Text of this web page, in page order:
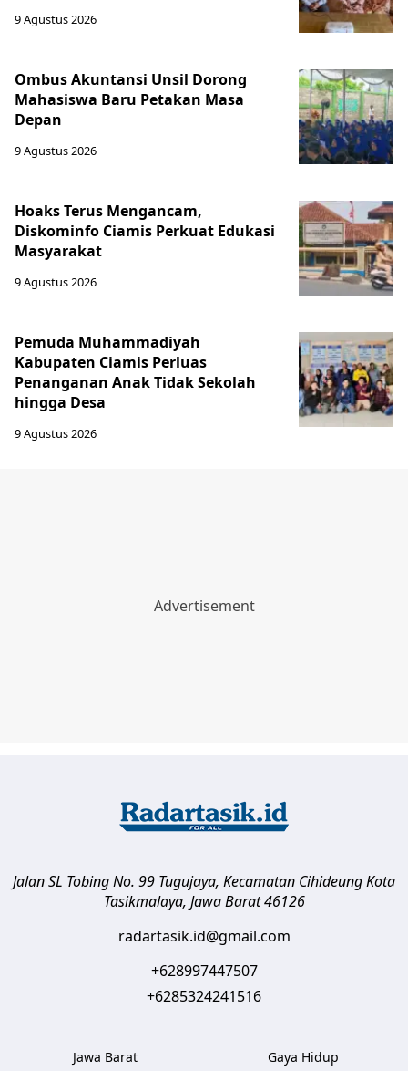
9 Agustus 2026
Ombus Akuntansi Unsil Dorong
Mahasiswa Baru Petakan Masa
Depan
9 Agustus 2026
Hoaks Terus Mengancam,
Diskominfo Ciamis Perkuat Edukasi
Masyarakat
9 Agustus 2026
Pemuda Muhammadiyah
Kabupaten Ciamis Perluas
Penanganan Anak Tidak Sekolah
hingga Desa
9 Agustus 2026
Jalan SL Tobing No. 99 Tugujaya, Kecamatan CihideungKota
Tasikmalaya, Jawa Barat 46126
radartasik.id@gmail.com
+628997447507
+6285324241516
Jawa Barat Gaya Hidup